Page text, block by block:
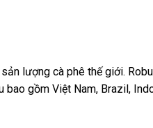
lượng cà phê thế giới.
gồm Việt Nam, Brazil,